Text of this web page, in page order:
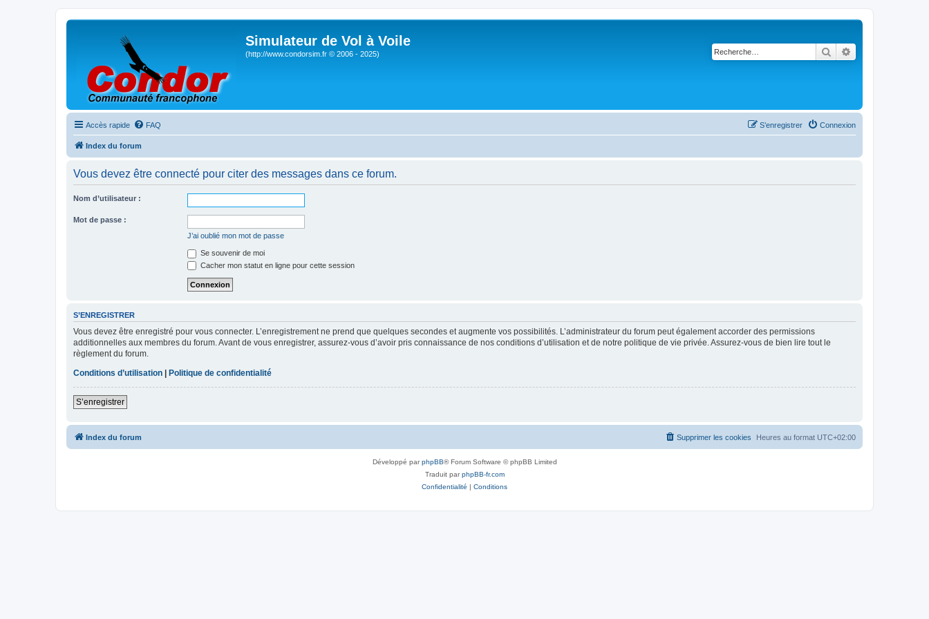
Simulateur de Vol à Voile
(http://www.condorsim.fr © 2006 - 2025) Rechercher
Accès rapide FAQ Connexion
S’enregistrer
Index du forum
Vous devez être connecté pour citer des messages dans ce forum.
Nom d’utilisateur :
Mot de passe :
J’ai oublié mon mot de passe
Se souvenir de moi
Cacher mon statut en ligne pour cette session
S’ENREGISTRER
Vous devez être enregistré pour vous connecter. L’enregistrement ne prend que quelques secondes et augmente vos possibilités. L’administrateur du forum peut également accorder des permissions
additionnelles aux membres du forum. Avant de vous enregistrer, assurez-vous d’avoir pris connaissance de nos conditions d’utilisation et de notre politique de vie privée. Assurez-vous de bien lire tout le
règlement du forum.
Conditions d’utilisation | Politique de confidentialité
S’enregistrer
Index du forum Heures au format UTC+02:00
Supprimer les cookies
Développé parphpBB® Forum Software © phpBB Limited
Traduit parphpBB-fr.com
Confidentialité | Conditions